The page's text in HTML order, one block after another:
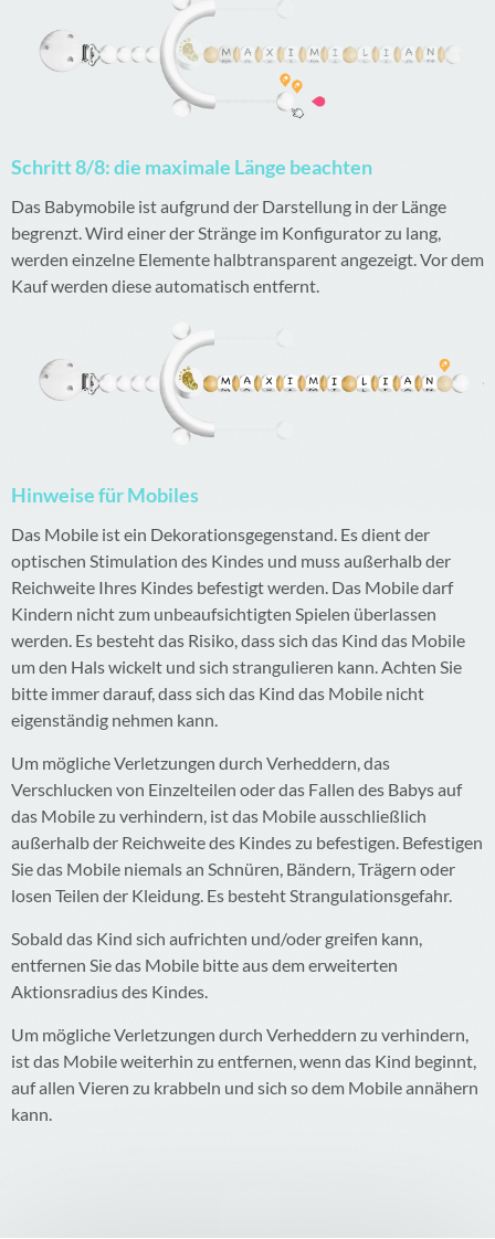
Schritt 8/8: die maximale Länge beachten
Das Babymobile ist aufgrund der Darstellung in der Länge
begrenzt. Wird einer der Stränge im Konfigurator zu lang,
werden einzelne Elemente halbtransparent angezeigt. Vor dem
Kauf werden diese automatisch entfernt.
Hinweise für Mobiles
Das Mobile ist ein Dekorationsgegenstand. Es dient der
optischen Stimulation des Kindes und muss außerhalb der
Reichweite Ihres Kindes befestigt werden. Das Mobile darf
Kindern nicht zum unbeaufsichtigten Spielen überlassen
werden. Es besteht das Risiko, dass sich das Kind das Mobile
um den Hals wickelt und sich strangulieren kann. Achten Sie
bitte immer darauf, dass sich das Kind das Mobile nicht
eigenständig nehmen kann.
Um mögliche Verletzungen durch Verheddern, das
Verschlucken von Einzelteilen oder das Fallen des Babys auf
das Mobile zu verhindern, ist das Mobile ausschließlich
außerhalb der Reichweite des Kindes zu befestigen. Befestigen
Sie das Mobile niemals an Schnüren, Bändern, Trägern oder
losen Teilen der Kleidung. Es besteht Strangulationsgefahr.
Sobald das Kind sich aufrichten und/oder greifen kann,
entfernen Sie das Mobile bitte aus dem erweiterten
Aktionsradius des Kindes.
Um mögliche Verletzungen durch Verheddern zu verhindern,
ist das Mobile weiterhin zu entfernen, wenn das Kind beginnt,
auf allen Vieren zu krabbeln und sich so dem Mobile annähern
kann.